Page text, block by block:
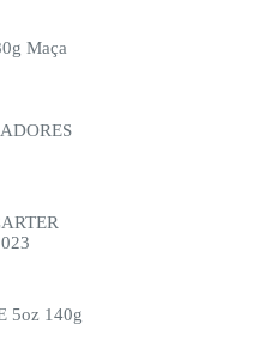
Maça
5oz 140g